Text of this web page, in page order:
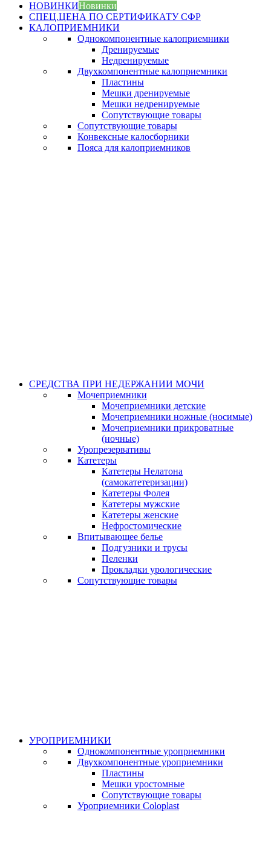
НОВИНКИНовинки
СПЕЦ.ЦЕНА ПО СЕРТИФИКАТУ СФР
КАЛОПРИЕМНИКИ
Однокомпонентные калоприемники
Дренируемые
Недренируемые
Двухкомпонентные калоприемники
Пластины
Мешки дренируемые
Мешки недренируемые
Сопутствующие товары
Сопутствующие товары
Конвексные калосборники
Пояса для калоприемников
СРЕДСТВА ПРИ НЕДЕРЖАНИИ МОЧИ
Мочеприемники
Мочеприемники детские
Мочеприемники ножные (носимые)
Мочеприемники прикроватные
(ночные)
Уропрезервативы
Катетеры
Катетеры Нелатона
(самокатетеризации)
Катетеры Фолея
Катетеры мужские
Катетеры женские
Нефростомические
Впитывающее белье
Подгузники и трусы
Пеленки
Прокладки урологические
Сопутствующие товары
УРОПРИЕМНИКИ
Однокомпонентные уроприемники
Двухкомпонентные уроприемники
Пластины
Мешки уростомные
Сопутствующие товары
Уроприемники Coloplast